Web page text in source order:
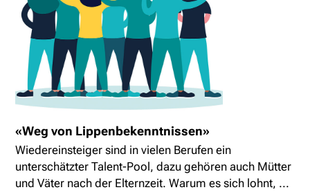
«Weg von Lippenbekenntnissen»
Wiedereinsteiger sind in vielen Berufen ein
unterschätzter Talent-Pool, dazu gehören auch Mütter
und Väter nach der Elternzeit. Warum es sich lohnt, ...